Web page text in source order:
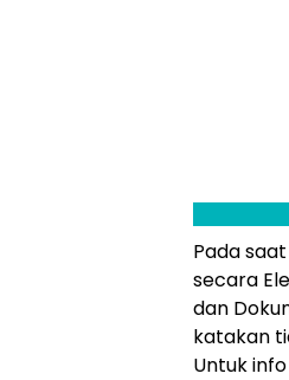
Pada
secara
dan
katakan
Untuk